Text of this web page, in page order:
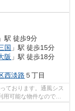
」駅 徒歩9分
国 」駅 徒歩15分
阪 」駅 徒歩18分
西淡路 ５丁目
ております。通風シス
用可能な物件なので交